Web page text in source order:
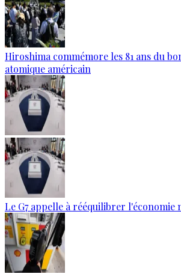
Hiroshima commémore les 81 ans du
atomique américain
Le G7 appelle à rééquilibrer l'économie